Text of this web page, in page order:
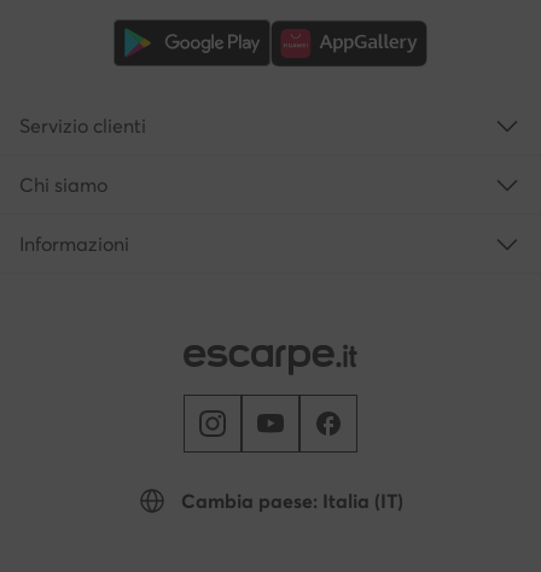
Cambia paese: Italia (IT)
Servizio clienti
Chi siamo
Informazioni